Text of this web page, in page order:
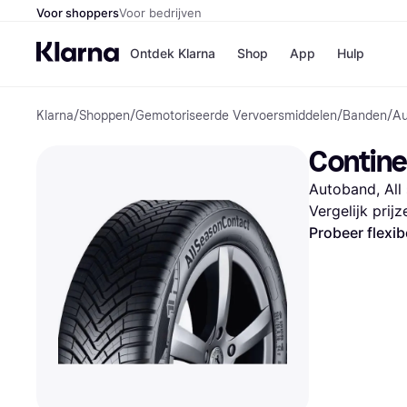
Voor shoppersVoor bedrijven
Ontdek Klarna Shop
Winkels
Bol
H&M
App Hulp
Klarna/Shoppen/Gemotoriseerde Vervoersmiddelen/Banden/
Autoband, All
Vergelijk
Probeer